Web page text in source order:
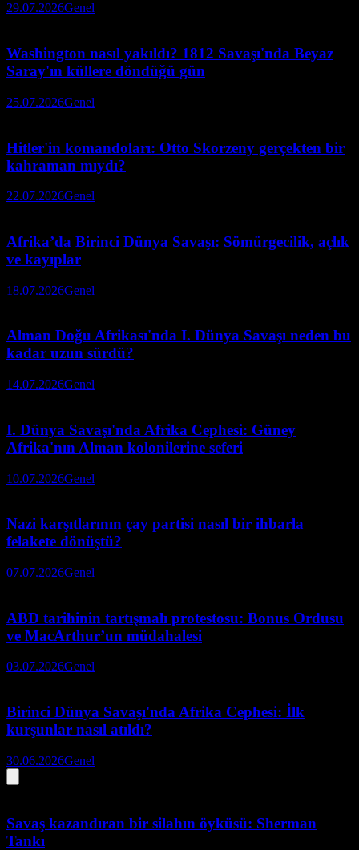
29.07.2026Genel
Washington nasıl yakıldı? 1812 Savaşı'nda Beyaz
Saray'ın küllere döndüğü gün
25.07.2026Genel
Hitler'in komandoları: Otto Skorzeny gerçekten bir
kahraman mıydı?
22.07.2026Genel
Afrika’da Birinci Dünya Savaşı: Sömürgecilik, açlık
ve kayıplar
18.07.2026Genel
Alman Doğu Afrikası'nda I. Dünya Savaşı neden bu
kadar uzun sürdü?
14.07.2026Genel
I. Dünya Savaşı'nda Afrika Cephesi: Güney
Afrika'nın Alman kolonilerine seferi
10.07.2026Genel
Nazi karşıtlarının çay partisi nasıl bir ihbarla
felakete dönüştü?
07.07.2026Genel
ABD tarihinin tartışmalı protestosu: Bonus Ordusu
ve MacArthur’un müdahalesi
03.07.2026Genel
Birinci Dünya Savaşı'nda Afrika Cephesi: İlk
kurşunlar nasıl atıldı?
30.06.2026Genel
Savaş kazandıran bir silahın öyküsü: Sherman
Tankı